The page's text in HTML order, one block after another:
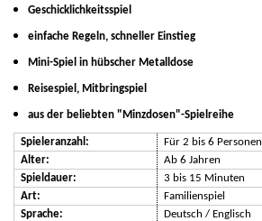
Geschicklichkeitsspiel
einfache Regeln, schneller Einstieg
Mini-Spiel in hübscher Metalldose
Reisespiel, Mitbringspiel
aus der beliebten "Minzdosen"-Spielreihe
Spieleranzahl:
Für 2 bis 6 Personen
Alter:
Ab 6 Jahren
Spieldauer:
3 bis 15 Minuten
Art:
Familienspiel
Sprache:
Deutsch / Englisch